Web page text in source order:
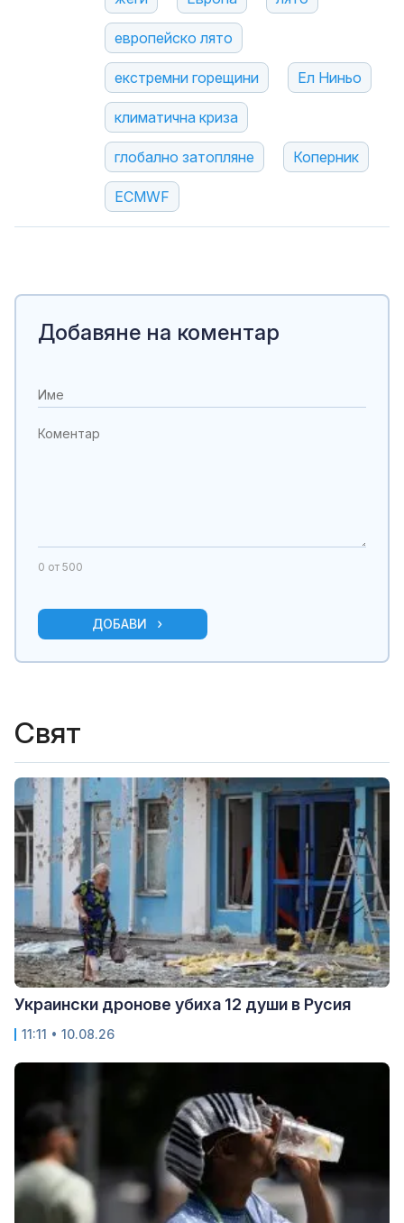
европейско лято
екстремни горещини Ел Ниньо
климатична криза
глобално затопляне Коперник
ECMWF
Добавяне на коментар
0 от 500
ДОБАВИ
Свят
Украински дронове убиха 12 души в Русия
11:11 • 10.08.26